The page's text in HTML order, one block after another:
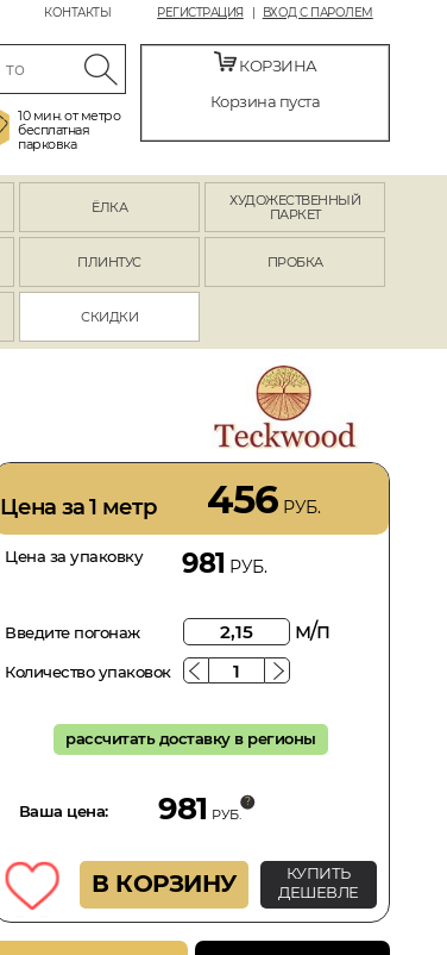
РЕГИСТРАЦИЯ ВХОД С ПАРОЛЕМ
КОНТАКТЫ
10 мин. от метро
бесплатная
парковка
КОРЗИНА
Корзина пуста
ЁЛКА
ХУДОЖЕСТВЕННЫЙ
ПАРКЕТ
ПЛИНТУС ПРОБКА
СКИДКИ
Цена за 1 метр 456 РУБ.
Цена за упаковку 981 РУБ.
Введите погонаж м/п
Количество упаковок
рассчитать доставку в регионы
Ваша цена: 981 РУБ.
В КОРЗИНУ
КУПИТЬ
ДЕШЕВЛЕ